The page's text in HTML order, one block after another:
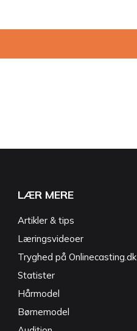
LÆR MERE
Artikler & tips
Læringsvideoer
Tryghed på Onlinecasting.dk
Statister
Hårmodel
Børnemodel